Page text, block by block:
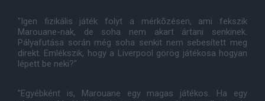
"Igen fizikális játék folyt a mérkõzésen, ami fekszik
Marouane-nak, de soha nem akart ártani senkinek.
Pályafutása során még soha senkit nem sebesített meg
direkt. Emlékszik, hogy a Liverpool görög játékosa hogyan
lépett be neki?"
"Egyébként is, Marouane egy magas játékos. Ha egy